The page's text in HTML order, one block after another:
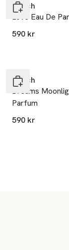
Coach
Love Eau De
590 kr
Coach
Dreams
Parfum
590 kr